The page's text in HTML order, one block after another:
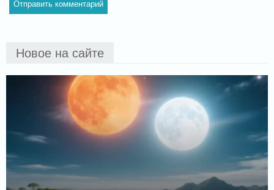
Новое на сайте